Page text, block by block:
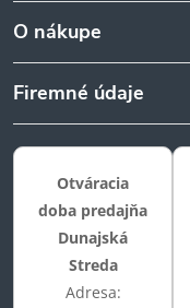
O nákupe
Firemné údaje
Otváracia
doba predajňa
Dunajská
Streda
Adresa: